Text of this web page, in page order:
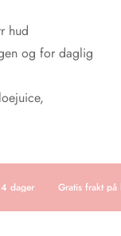
hud
og for daglig
dager Gratis frakt